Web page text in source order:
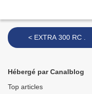
< EXTRA 300 RC .
Hébergé par Canalblog
Top articles